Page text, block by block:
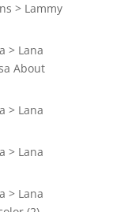
> Lammy
> Lana
About
> Lana
> Lana
> Lana